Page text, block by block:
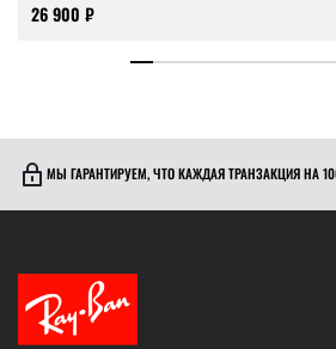
26 900 ₽
МЫ ГАРАНТИРУЕМ, ЧТО КАЖДАЯ ТРАНЗАКЦИЯ НА